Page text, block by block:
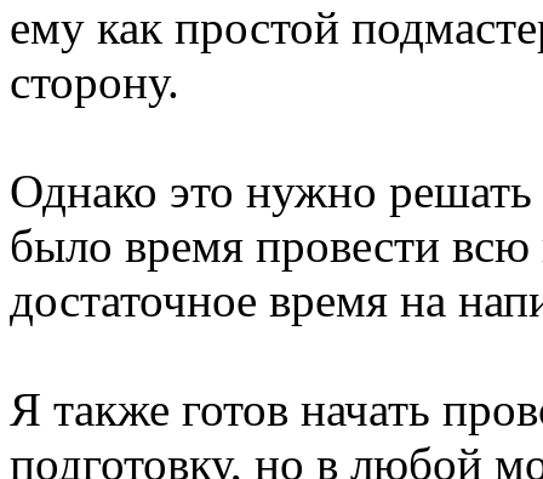
ему как простой
сторону.
Однако это нужно
было время провести
достаточное время на
Я также готов начать
подготовку, но в любой